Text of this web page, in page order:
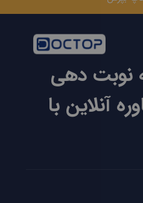
نوبت دهی
آنلاین با